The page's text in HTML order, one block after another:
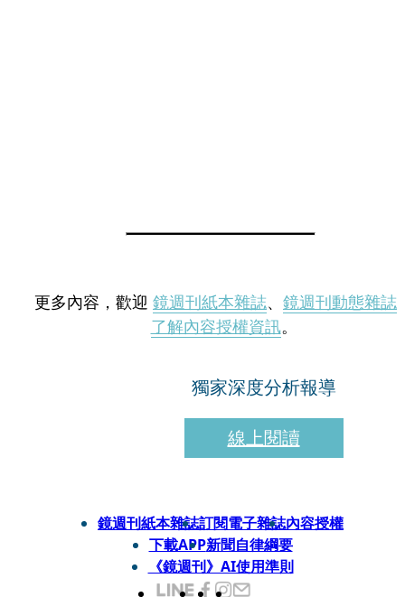
更多內容，歡迎 鏡週刊紙本雜誌、 鏡週刊動態雜誌
了解內容授權資訊。
獨家深度分析報導
線上閱讀
鏡週刊紙本雜誌訂閱電子雜誌內容授權
下載APP新聞自律綱要
《鏡週刊》AI使用準則